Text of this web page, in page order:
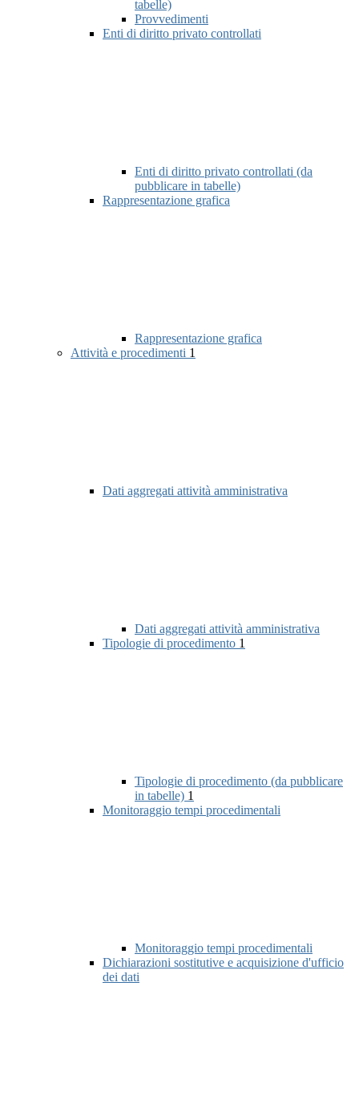
tabelle)
Provvedimenti
Enti di diritto privato controllati
Enti di diritto privato controllati (da
pubblicare in tabelle)
Rappresentazione grafica
Rappresentazione grafica
Attività e procedimenti 1
Dati aggregati attività amministrativa
Dati aggregati attività amministrativa
Tipologie di procedimento 1
Tipologie di procedimento (da pubblicare
in tabelle) 1
Monitoraggio tempi procedimentali
Monitoraggio tempi procedimentali
Dichiarazioni sostitutive e acquisizione d'ufficio
dei dati